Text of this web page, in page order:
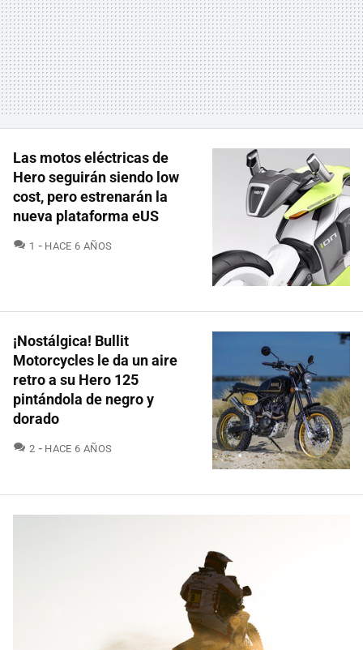
Las motos eléctricas de
Hero seguirán siendo low
cost, pero estrenarán la
nueva plataforma eUS
1 COMENTARIOS
HACE 6 AÑOS
¡Nostálgica! Bullit
Motorcycles le da un aire
retro a su Hero 125
pintándola de negro y
dorado
2 COMENTARIOS
HACE 6 AÑOS